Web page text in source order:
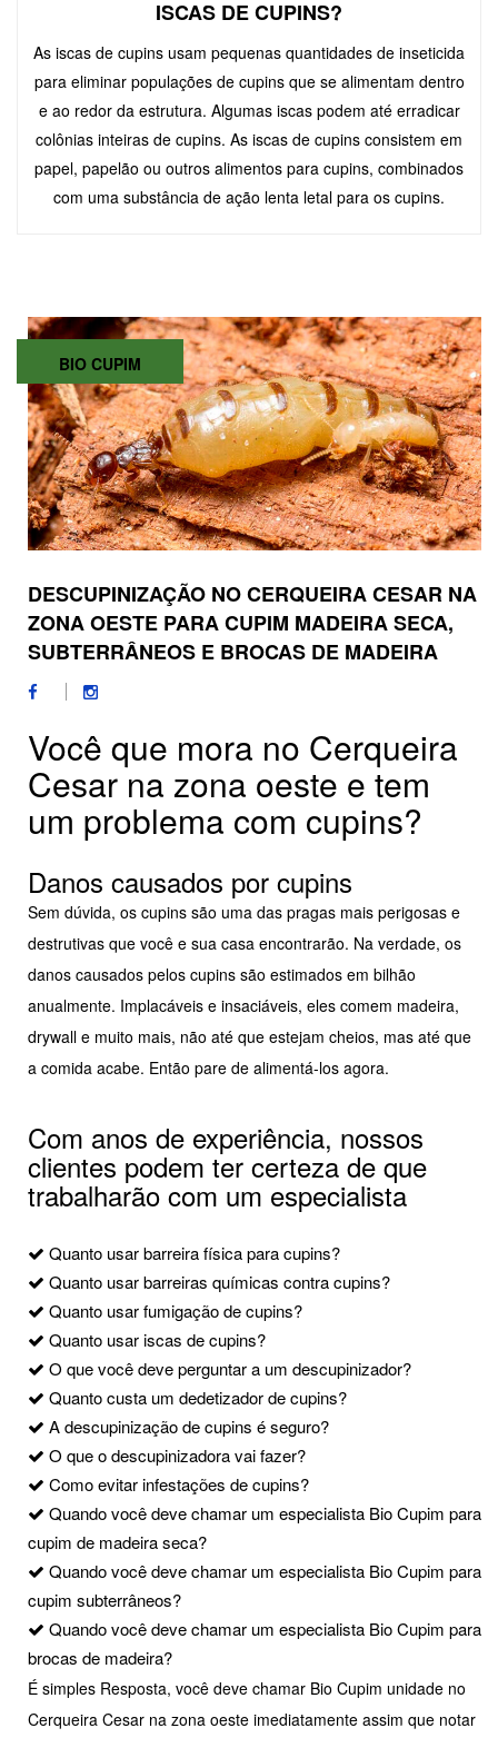
ISCAS DE CUPINS?
As iscas de cupins usam pequenas quantidades de inseticida
para eliminar populações de cupins que se alimentam dentro
e ao redor da estrutura. Algumas iscas podem até erradicar
colônias inteiras de cupins. As iscas de cupins consistem em
papel, papelão ou outros alimentos para cupins, combinados
com uma substância de ação lenta letal para os cupins.
BIO CUPIM
DESCUPINIZAÇÃO NO CERQUEIRA CESAR NA
ZONA OESTE PARA CUPIM MADEIRA SECA,
SUBTERRÂNEOS E BROCAS DE MADEIRA
Você que mora no Cerqueira
Cesar na zona oeste e tem
um problema com cupins?
Danos causados por cupins
Sem dúvida, os cupins são uma das pragas mais perigosas e
destrutivas que você e sua casa encontrarão. Na verdade, os
danos causados pelos cupins são estimados em bilhão
anualmente. Implacáveis e insaciáveis, eles comem madeira,
drywall e muito mais, não até que estejam cheios, mas até que
a comida acabe. Então pare de alimentá-los agora.
Com anos de experiência, nossos
clientes podem ter certeza de que
trabalharão com um especialista
Quanto usar barreira física para cupins?
Quanto usar barreiras químicas contra cupins?
Quanto usar fumigação de cupins?
Quanto usar iscas de cupins?
O que você deve perguntar a um descupinizador?
Quanto custa um dedetizador de cupins?
A descupinização de cupins é seguro?
O que o descupinizadora vai fazer?
Como evitar infestações de cupins?
Quando você deve chamar um especialista Bio Cupim para
cupim de madeira seca?
Quando você deve chamar um especialista Bio Cupim para
cupim subterrâneos?
Quando você deve chamar um especialista Bio Cupim para
brocas de madeira?
É simples Resposta, você deve chamar Bio Cupim unidade no
Cerqueira Cesar na zona oeste imediatamente assim que notar